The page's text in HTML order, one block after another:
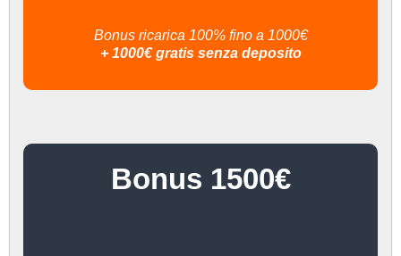
Bonus ricarica 100% fino a 1000€
+ 1000€ gratis senza deposito
Bonus 1500€